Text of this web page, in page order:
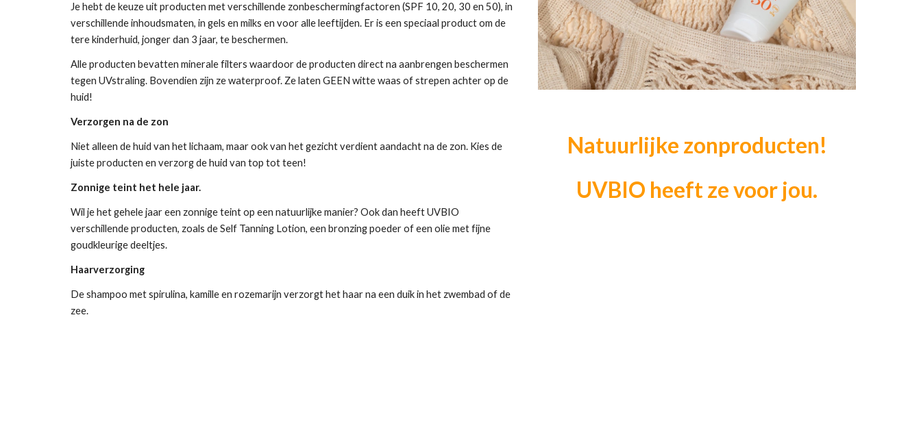
Je hebt de keuze uit producten met verschillende zonbeschermingfactoren (SPF 10, 20, 30 en 50), in
verschillende inhoudsmaten, in gels en milks en voor alle leeftijden. Er is een speciaal product om de
tere kinderhuid, jonger dan 3 jaar, te beschermen.
Alle producten bevatten minerale filters waardoor de producten direct na aanbrengen beschermen
tegen UVstraling. Bovendien zijn ze waterproof. Ze laten GEEN witte waas of strepen achter op de
huid!
Verzorgen na de zon
Niet alleen de huid van het lichaam, maar ook van het gezicht verdient aandacht na de zon. Kies de
juiste producten en verzorg de huid van top tot teen!
Zonnige teint het hele jaar.
Wil je het gehele jaar een zonnige teint op een natuurlijke manier? Ook dan heeft UVBIO
verschillende producten, zoals de Self Tanning Lotion, een bronzing poeder of een olie met fijne
goudkleurige deeltjes.
Haarverzorging
De shampoo met spirulina, kamille en rozemarijn verzorgt het haar na een duik in het zwembad of de
zee.
Natuurlijke zonproducten!
UVBIO heeft ze voor jou.